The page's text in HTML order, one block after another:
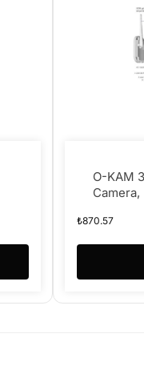
O-KAM
₺870.57